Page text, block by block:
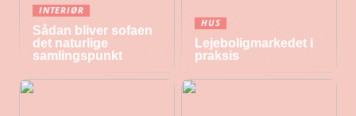
INTERIØR
Sådan bliver sofaen
det naturlige
samlingspunkt
HUS
Lejeboligmarkedet i
praksis